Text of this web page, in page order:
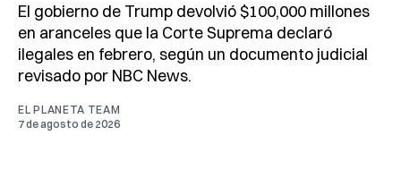
El gobierno de Trump devolvió $100,000 millones
en aranceles que la Corte Suprema declaró
ilegales en febrero, según un documento judicial
revisado por NBC News.
EL PLANETA TEAM
7 de agosto de 2026